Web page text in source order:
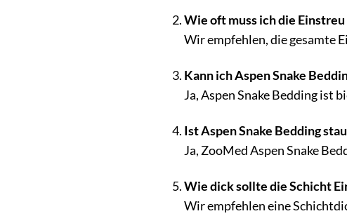
Wie oft muss ich die
Wir empfehlen, die gesamte
Kann ich Aspen Snake
Ja, Aspen Snake Bedding ist
Ist Aspen Snake Bedding
Ja, ZooMed Aspen Snake
Wie dick sollte die Schicht
Wir empfehlen eine